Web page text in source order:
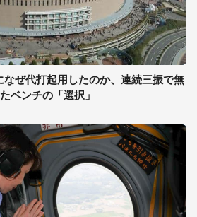
なぜ代打起用したのか、連続三振で無
ベンチの「選択」